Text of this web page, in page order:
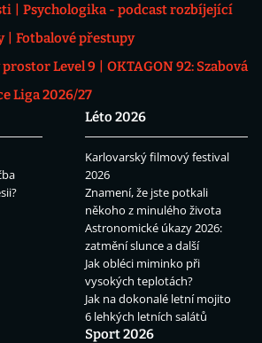
Psychologika - podcast rozbíjející
Fotbalové přestupy
Level 9
OKTAGON 92: Szabová
Liga 2026/27
Léto 2026
Karlovarský filmový festival
2026
Znamení, že jste potkali
někoho z minulého života
Astronomické úkazy 2026:
zatmění slunce a další
Jak obléci miminko při
vysokých teplotách?
Jak na dokonalé letní mojito
6 lehkých letních salátů
Sport 2026